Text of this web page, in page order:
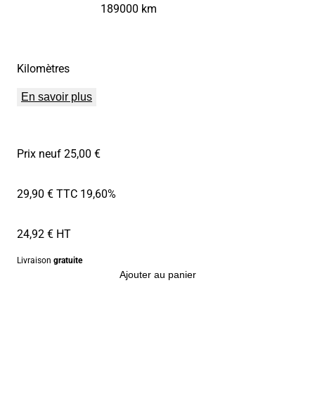
Kilomètres
189000 km
En savoir plus
Prix neuf 25,00 €
29,90 € TTC 19,60%
24,92 € HT
Livraison gratuite
Ajouter au panier